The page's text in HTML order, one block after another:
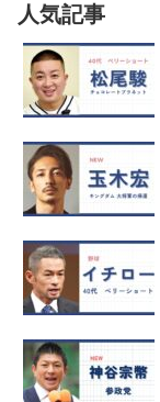
人気記事